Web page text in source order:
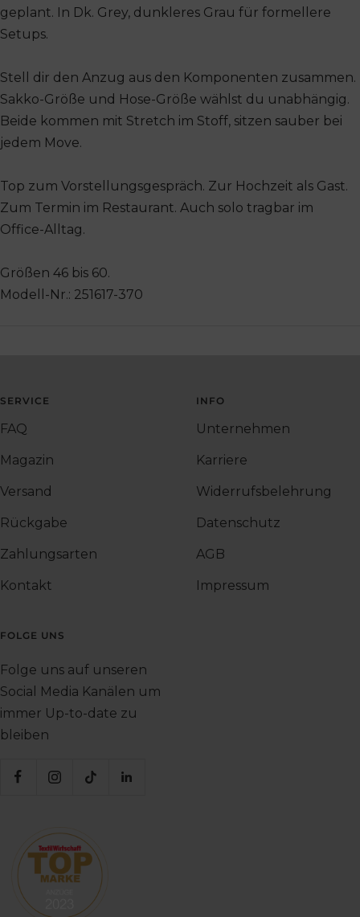
geplant. In Dk. Grey, dunkleres Grau für formellere
Setups.
Stell dir den Anzug aus den Komponenten zusammen.
Sakko-Größe und Hose-Größe wählst du unabhängig.
Beide kommen mit Stretch im Stoff, sitzen sauber bei
jedem Move.
Top zum Vorstellungsgespräch. Zur Hochzeit als Gast.
Zum Termin im Restaurant. Auch solo tragbar im
Office-Alltag.
Größen 46 bis 60.
Modell-Nr.: 251617-370
SERVICE
FAQ
Magazin
Versand
Rückgabe
Zahlungsarten
Kontakt
INFO
Unternehmen
Karriere
Widerrufsbelehrung
Datenschutz
AGB
Impressum
FOLGE UNS
Folge uns auf unseren
Social Media Kanälen um
immer Up-to-date zu
bleiben